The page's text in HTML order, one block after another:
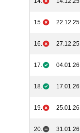
15.
16.
17.
18.
19.
20.